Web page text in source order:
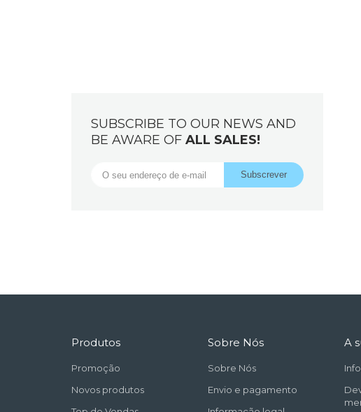
SUBSCRIBE TO OUR NEWS AND
BE AWARE OF ALL SALES!
Produtos
Promoção
Novos produtos
Sobre Nós
Sobre Nós
Envio e pagamento
A